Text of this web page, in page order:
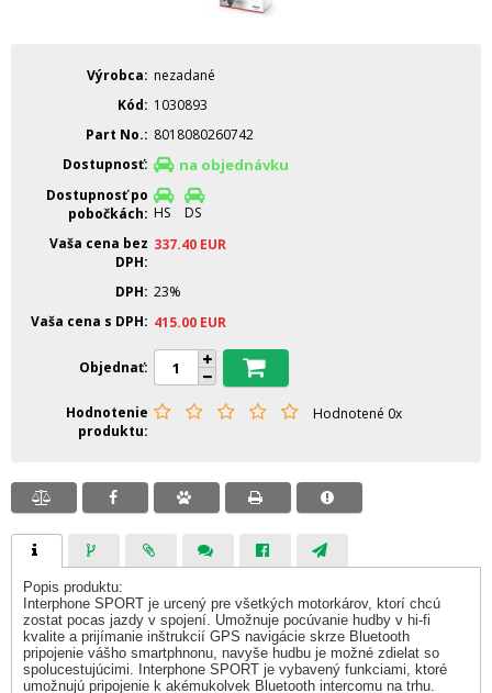
Výrobca
nezadané
Kód
1030893
Part No.
8018080260742
Dostupnosť
na objednávku
Dostupnosť po
pobočkách
HS
DS
Vaša cena bez
DPH
337.40 EUR
DPH 23%
Vaša cena s DPH
415.00 EUR
Objednať
Hodnotenie
produktu
Hodnotené 0x
Popis produktu:
Interphone SPORT je urcený pre všetkých motorkárov, ktorí chcú
zostat pocas jazdy v spojení. Umožnuje pocúvanie hudby v hi-fi
kvalite a prijímanie inštrukcií GPS navigácie skrze Bluetooth
pripojenie vášho smartphnonu, navyše hudbu je možné zdielat so
spolucestujúcimi. Interphone SPORT je vybavený funkciami, ktoré
umožnujú pripojenie k akémukolvek Bluetooth intercomu na trhu.